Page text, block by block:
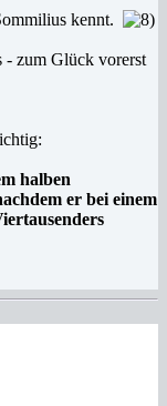
kennt.
- zum Glück vorerst
halben
er bei einem